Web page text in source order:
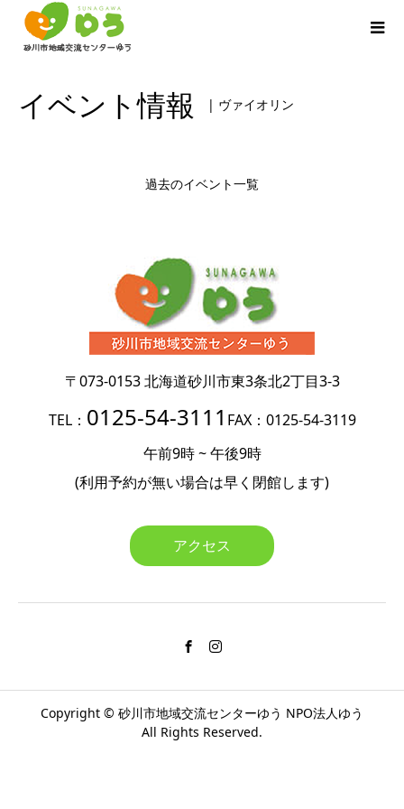
イベント情報 | ヴァイオリン
過去のイベント一覧
〒073-0153北海道砂川市東3条北2丁目3-3
TEL： 0125-54-3111 FAX：0125-54-3119
午前9時 ~ 午後9時
(利用予約が無い場合は早く閉館します)
アクセス
Copyright © 砂川市地域交流センターゆう NPO法人ゆう
All Rights Reserved.